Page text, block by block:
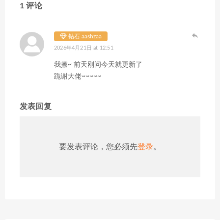
1 评论
钻石 aashzaa
2026年4月21日 at 12:51
我擦~ 前天刚问今天就更新了
跪谢大佬~~~~~
发表回复
要发表评论，您必须先登录。